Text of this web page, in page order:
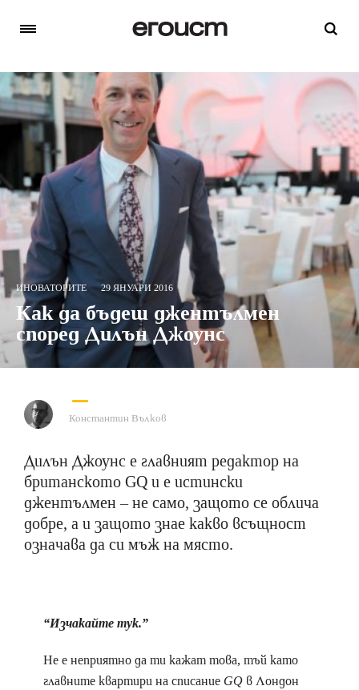
ИНОВАТОРИТЕ 29 ЯНУАРИ 2016
Как да бъдеш джентълмен
според Дилън Джоунс
Константин Вълков
Дилън Джоунс е главният редактор на
британското GQ и е истински
джентълмен – не само, защото се облича
добре, а и защото знае какво всъщност
означава да си мъж на място.
“Изчакайте тук.”
Не е неприятно да ти кажат това, тъй като
главните квартири на списаниеGQ в Лондон